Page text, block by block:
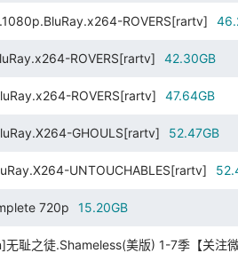
ROVERS[rartv]
ROVERS[rartv] 42.30GB
ROVERS[rartv] 47.64GB
GHOULS[rartv] 52.47GB
UNTOUCHABLES[rartv]
720p 15.20GB
耻之徒.Shameless(美版) 1-7季【关注微